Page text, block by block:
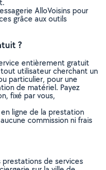
AlloVoisins pour
grâce aux outils
?
entièrement gratuit
utilisateur cherchant un
particulier, pour une
de matériel. Payez
fixé par vous,
ligne de la prestation
commission ni frais
prestations de services